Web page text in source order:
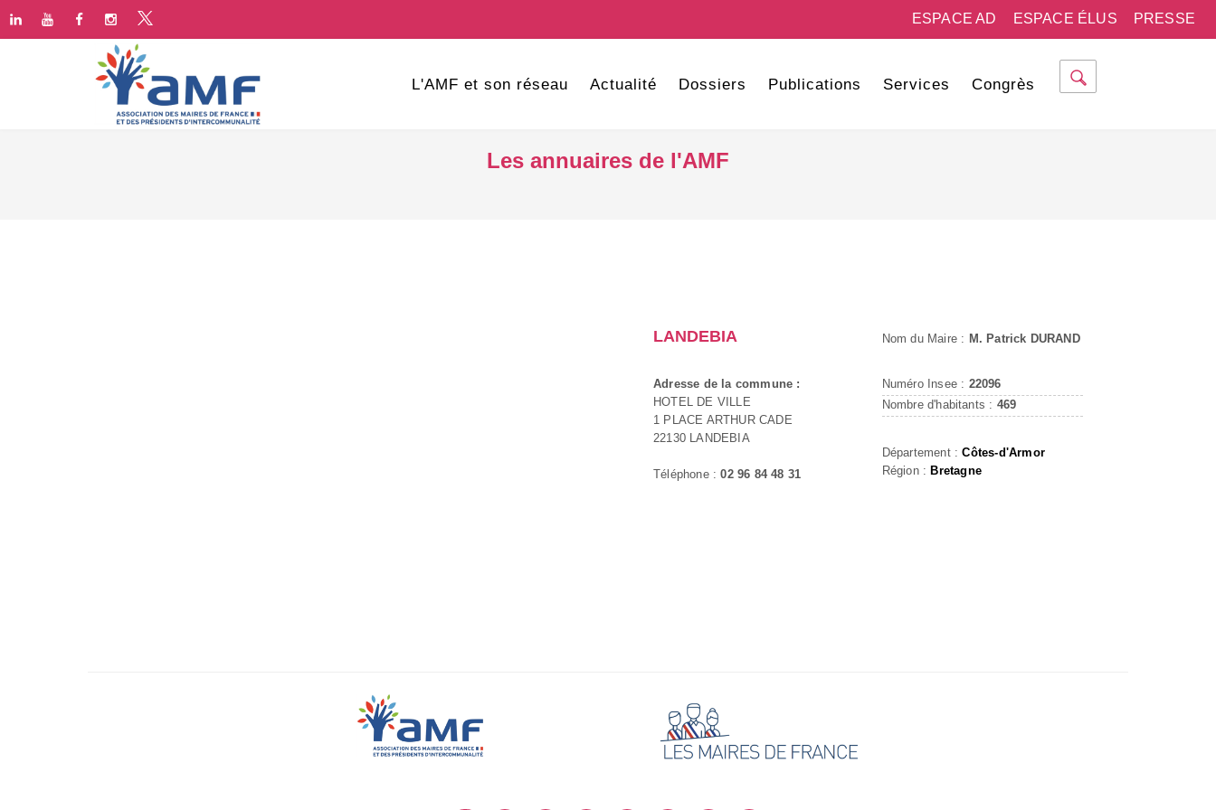
PRESSE
ESPACE ÉLUS
ESPACE AD
L'AMF et son réseau Actualité Dossiers Publications Services Congrès
Les annuaires de l'AMF
LANDEBIA
Adresse de la commune :
HOTEL DE VILLE
1 PLACE ARTHUR CADE
22130 LANDEBIA
Téléphone :02 96 84 48 31
Nom du Maire : M. Patrick DURAND
Numéro Insee : 22096
Nombre d'habitants : 469
Département :Côtes-d'Armor
Région : Bretagne